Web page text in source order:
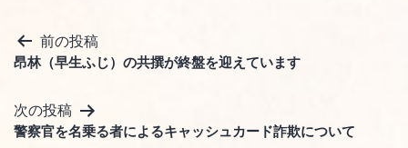
投
稿
ナ
ビ
前の投稿
昂林（早生ふじ）の共撰が終盤を迎えています
次の投稿
警察官を名乗る者によるキャッシュカード詐欺について